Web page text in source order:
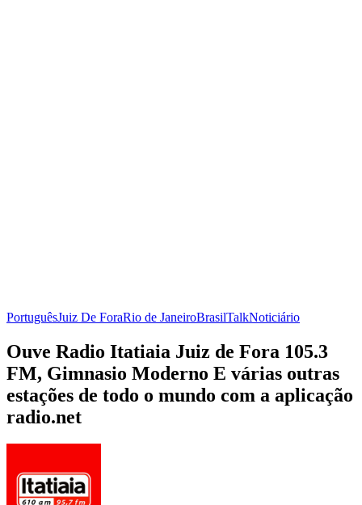
PortuguêsJuiz De ForaRio de JaneiroBrasilTalkNoticiário
Ouve Radio Itatiaia Juiz de Fora 105.3
FM, Gimnasio Moderno E várias outras
estações de todo o mundo com a aplicação
radio.net